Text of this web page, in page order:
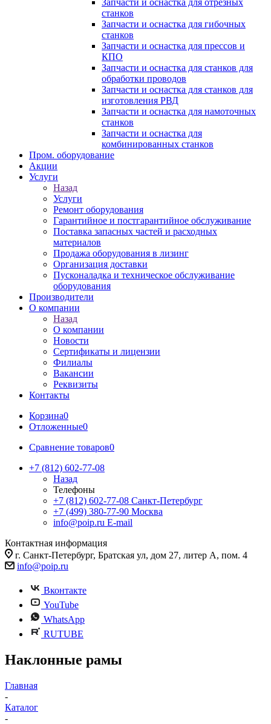
Запчасти и оснастка для отрезных
станков
Запчасти и оснастка для гибочных
станков
Запчасти и оснастка для прессов и
КПО
Запчасти и оснастка для станков для
обработки проводов
Запчасти и оснастка для станков для
изготовления РВД
Запчасти и оснастка для намоточных
станков
Запчасти и оснастка для
комбинированных станков
Пром. оборудование
Акции
Услуги
Назад
Услуги
Ремонт оборудования
Гарантийное и постгарантийное обслуживание
Поставка запасных частей и расходных
материалов
Продажа оборудования в лизинг
Организация доставки
Пусконаладка и техническое обслуживание
оборудования
Производители
О компании
Назад
О компании
Новости
Сертификаты и лицензии
Филиалы
Вакансии
Реквизиты
Контакты
Корзина0
Отложенные0
Сравнение товаров0
+7 (812) 602-77-08
Назад
Телефоны
+7 (812) 602-77-08 Санкт-Петербург
+7 (499) 380-77-90 Москва
info@poip.ru E-mail
Контактная информация
г. Санкт-Петербург, Братская ул, дом 27, литер А, пом. 4
info@poip.ru
Вконтакте
YouTube
WhatsApp
RUTUBE
Наклонные рамы
Главная
-
Каталог
-